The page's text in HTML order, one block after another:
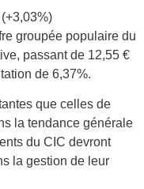
groupée populaire du
passant de 12,55 €
de 6,37%.
que celles de
la tendance générale
du CIC devront
la gestion de leur